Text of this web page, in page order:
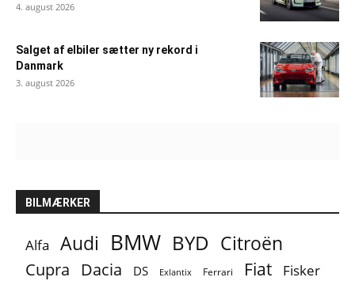
4. august 2026
Salget af elbiler sætter ny rekord i
Danmark
3. august 2026
BILMÆRKER
Alfa Audi BMW BYD Citroën
Cupra Dacia DS Exlantix Ferrari Fiat Fisker